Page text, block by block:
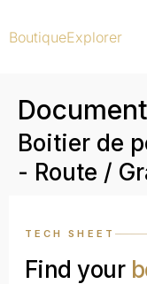
au
contenu
BoutiqueExplorer
Boitier de
- Route /
TECH SHEET
Find your